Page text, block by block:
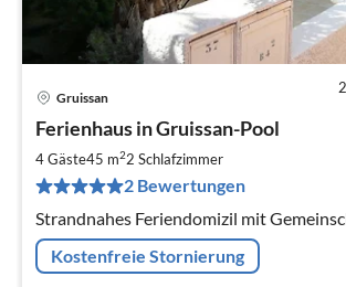
Gruissan
Ferienhaus in Gruissan-Pool
4 Gäste45 m22 Schlafzimmer
2 Bewertungen
Strandnahes Feriendomizil mit
Kostenfreie Stornierung